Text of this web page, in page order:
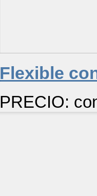
Flexible
PRECIO: